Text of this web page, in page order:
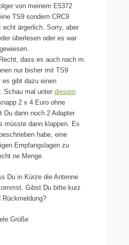
von meinem E5372
TS9 sondern CRC9
ärgerlich. Sorry, aber
überlesen oder es war
dass es auch nach m.
nur bisher mit TS9
es gibt dazu einen
Schau mal unter diesem
2 x 4 Euro ohne
Du dann noch 2 Adapter
müsste dann klappen. Es
habe, eine
Empfangslagen zu
ne Menge.
Du in Kürze die Antenne
Gibst Du bitte kurz
Rückmeldung?
Grüße